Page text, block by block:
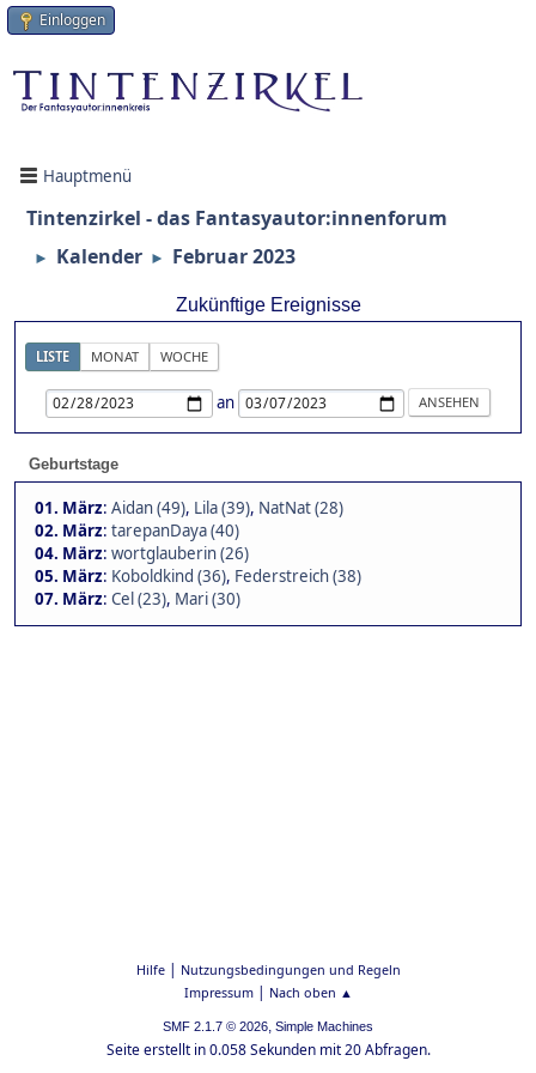
Einloggen
Hauptmenü
Tintenzirkel - das Fantasyautor:innenforum
► Kalender ► Februar 2023
Zukünftige Ereignisse
LISTE MONAT WOCHE
an
Geburtstage
01. März: Aidan (49), Lila (39), NatNat (28)
02. März: tarepanDaya (40)
04. März: wortglauberin (26)
05. März: Koboldkind (36), Federstreich (38)
07. März: Cel (23), Mari (30)
Hilfe| Nutzungsbedingungen und Regeln
Impressum| Nach oben ▲
SMF 2.1.7 © 2026, Simple Machines
Seite erstellt in 0.058 Sekunden mit 20 Abfragen.